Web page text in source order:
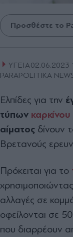
Προσθέστε το
ΥΓΕΙΑ02.06.2023
PARAPOLITIKA
Ελπίδες για την
τύπων καρκίνου
αίματος δίνουν
Βρετανούς
Πρόκειται για το
χρησιμοποιώντας
αλλαγές σε
οφείλονται σε 50
που διαρρέουν